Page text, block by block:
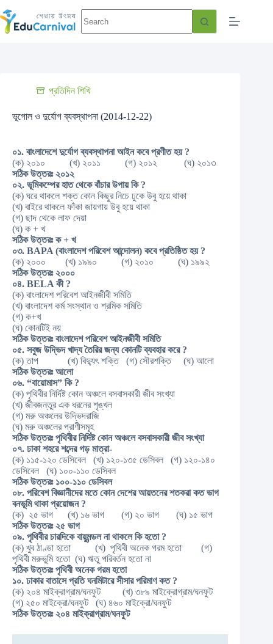
প্রতিদিন শিখি
ভূগোল ও দুর্যোগ ব্যবস্থাপনা (2014-12-22)
০১. বাংলাদেশেদুর্যোগব্যবস্থাপনাআইনকবেপ্রণীতহয় ?
(ক) ২০১০ (খ) ২০১১ (গ) ২০১২ (ঘ) ২০১৩
সঠিকউত্তরঃ২০১২
০২. ভূমিকম্পেরহাতথেকেবাঁচারউপায়কি ?
(ক) ঘরে থাকলে শক্ত কোন কিছুর নিচে ঢুকে উবু হয়ে থাকা
(খ) বাইরে থাকলে ফাঁকা জায়গায় উবু হয়ে থাকা
(গ) ছাদ থেকে লাফ দেয়া
(ঘ) ক + খ
সঠিকউত্তরঃক + খ
০৩. BAPA (বাংলাদেশপরিবেশআন্দোলন) কবেপ্রতিষ্ঠিতহয় ?
(ক) ২০০০ (খ) ১৯৯০ (গ) ২০১০ (ঘ) ১৯৯২
সঠিকউত্তরঃ২০০০
০৪. BELA কী ?
(ক) বাংলাদেশ পরিবেশ আইনজীবী সমিতি
(খ) বাংলাদেশ কর্ম সংস্থান ও শ্রমিক সমিতি
(গ) ক+খ
(ঘ) কোনটিই নয়
সঠিকউত্তরঃবাংলাদেশপরিবেশআইনজীবীসমিতি
০৫. সবুজউদ্ভিদখাদ্যতৈরিরজন্যকোনটিব্যবহারকরে ?
(ক) তাপ (খ) বিদ্যুৎ শক্তি (গ) সৌরশক্তি (ঘ) আলো
সঠিকউত্তরঃআলো
০৬. “বায়োমাস” কি ?
(ক) পৃথিবীর নির্দিষ্ট কোন অঞ্চলে বসবাসকারী জীব সংখ্যা
(খ) জীবজন্তুর এক ধরনের শৃঙ্খল
(গ) মরু অঞ্চলের উদ্ভিদরাজি
(ঘ) মরু অঞ্চলের প্রাণীসমূহ
সঠিকউত্তরঃপৃথিবীরনির্দিষ্টকোনঅঞ্চলেবসবাসকারীজীবসংখ্যা
০৭. ঢাকাশহরেশব্দেরগড়মাত্রা-
(ক) ১১৫-১২০ ডেসিবেল (খ) ১২০-১৩৫ ডেসিবল (গ) ১২০-১৪০
ডেসিবেল (ঘ) ১০০-১১০ ডেসিবল
সঠিকউত্তরঃ ১০০-১১০ ডেসিবল
০৮. পরিবেশবিজ্ঞানীদেরমতেকোনদেশেরআয়তনেরশতকরাকতভাগ
বনভূমিথাকাপ্রয়োজন ?
(ক) ২৫ ভাগ (খ) ১৬ ভাগ (গ) ২০ ভাগ (ঘ) ১৫ ভাগ
সঠিকউত্তরঃ২৫ ভাগ
০৯. পৃথিবীরচারদিকেবায়ুমন্ডলনাথাকলেকিহতো ?
(ক) খুব ঠাণ্ডা হতো (খ) পৃথিবী অনেক গরম হতো (গ)
পৃথিবী মরুভুমি হতো (ঘ) ঋতু পরিবর্তন হতো না
সঠিকউত্তরঃপৃথিবীঅনেকগরমহতো
১০. ঢাকারবাতাসেপ্রতিঘনমিটারেসীসারপরিমাণকত ?
(ক) ২০৪ মাইক্রাগ্রাম/ঘনফুট (খ) ৩৮৯ মাইক্রোগ্রাম/ঘনফুট
(গ) ২৫০ মাইক্রো/ঘনফুট (ঘ) ৪৬০ মাইক্রো/ঘনফুট
সঠিকউত্তরঃ২০৪ মাইক্রাগ্রাম/ঘনফুট